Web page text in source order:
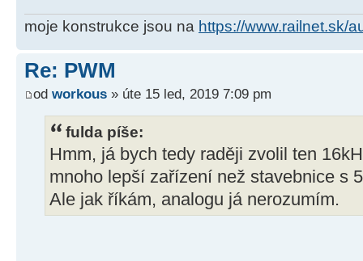
moje konstrukce jsou na https://www.railnet.sk/
Re: PWM
od workous » úte 15 led, 2019 7:09 pm
fulda píše:
Hmm, já bych tedy raději zvolil ten
mnoho lepší zařízení než stavebnice s
Ale jak říkám, analogu já nerozumím.